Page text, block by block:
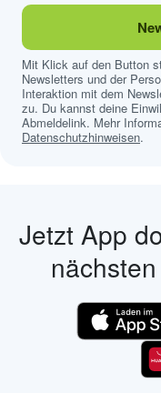
Mit Klick auf den Button
Newsletters und der
Interaktion mit dem
zu. Du kannst deine
Abmeldelink. Mehr
Datenschutzhinweisen.
Jetzt App
nächsten